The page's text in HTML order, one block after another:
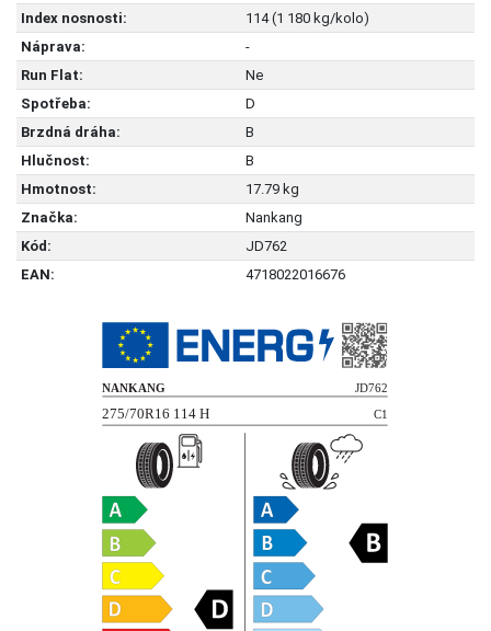
Index nosnosti:
114 (1 180 kg/kolo)
Náprava:
-
Run Flat:
Ne
Spotřeba:
D
Brzdná dráha:
B
Hlučnost:
B
Hmotnost:
17.79 kg
Značka:
Nankang
Kód:
JD762
EAN:
4718022016676